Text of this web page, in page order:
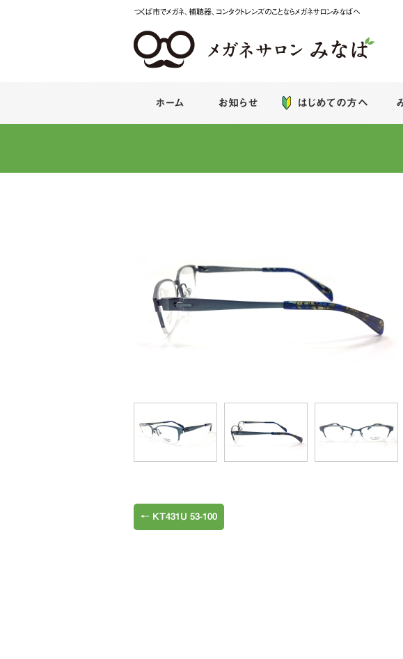
つくば市でメガネ、補聴器、コンタクトレンズのことならメガネサロンみなばへ
ホーム お知らせ はじめての方へ
← KT431U 53-100